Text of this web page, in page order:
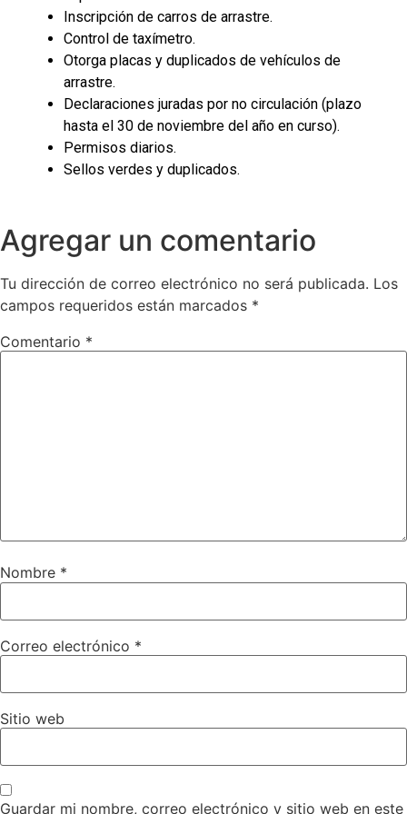
Inscripción de carros de arrastre.
Control de taxímetro.
Otorga placas y duplicados de vehículos de
arrastre.
Declaraciones juradas por no circulación (plazo
hasta el 30 de noviembre del año en curso).
Permisos diarios.
Sellos verdes y duplicados.
Agregar un comentario
Tu dirección de correo electrónico no será publicada. Los
campos requeridos están marcados *
Comentario *
Nombre *
Correo electrónico *
Sitio web
Guardar mi nombre, correo electrónico y sitio web en este